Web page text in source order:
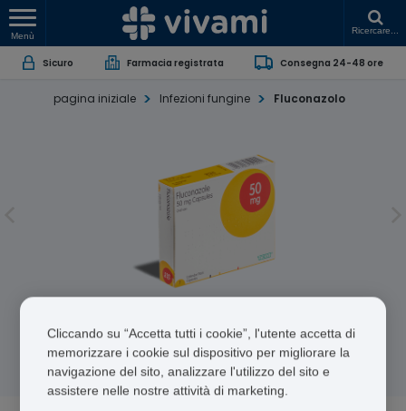
Menù
Ricercare...
Sicuro Farmacia registrata Consegna 24-48 ore
pagina iniziale Infezioni fungine Fluconazolo
Fluconazolo
Fluconazole
Cliccando su “Accetta tutti i cookie”, l'utente accetta di
memorizzare i cookie sul dispositivo per migliorare la
navigazione del sito, analizzare l'utilizzo del sito e
assistere nelle nostre attività di marketing.